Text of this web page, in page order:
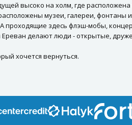
высоко на холм, где
музеи, галереи,
проходящие здесь флэш-мобы,
делают люди - открытые,
хочется вернуться.